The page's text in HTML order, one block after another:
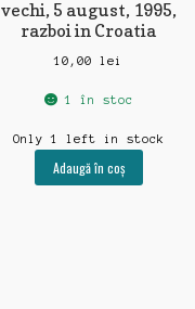
vechi, 5 august, 1995,
razboi in Croatia
10,00lei
1 în stoc
Only 1 left in stock
Adaugă în coș